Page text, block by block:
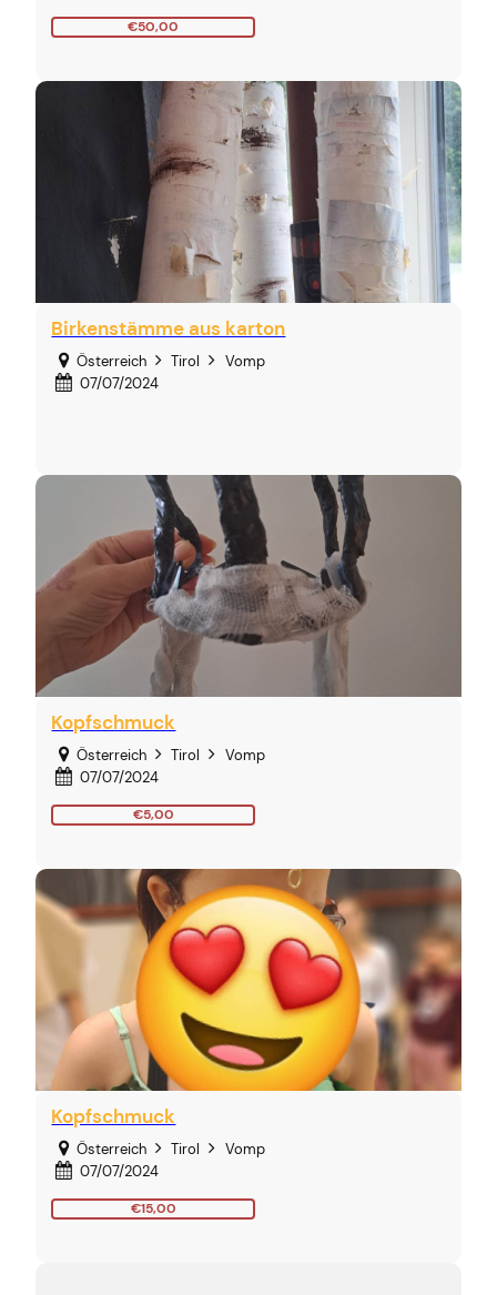
€50,00
Birkenstämme aus karton
Österreich Tirol
Vomp
07/07/2024
Kopfschmuck
Österreich Tirol
Vomp
07/07/2024
€5,00
Kopfschmuck
Österreich Tirol
Vomp
07/07/2024
€15,00